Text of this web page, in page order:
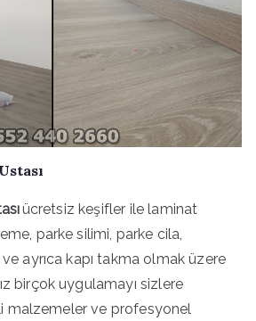
ücretsiz keşifler ile laminat
parke silimi, parke cila,
ayrıca kapı takma olmak üzere
birçok uygulamayı sizlere
malzemeler ve profesyonel